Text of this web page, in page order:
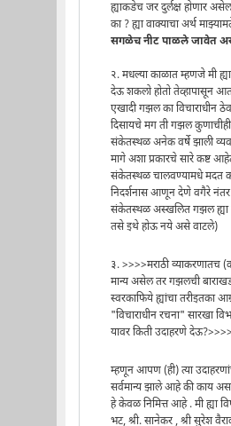
ह्याकडेच जर दुर्लक्ष होणार
का ? ह्या वाक्याचा अर्थ
सगळेच नीट पाळले जावेत
२. मधल्या काळात म्हणजे मी ह्या
देऊ शकलो होतो तेव्हापासून
एखादी गझल का विचाराधीन
दिसायचे मग ती गझल
संकेतस्थळ अनेक वर्षे झाली
मागे अशा प्रकारचे सारे कष्ट
संकेतस्थळ चालवण्यामधे मदत
निदर्शनास आणून देणे वगैरे
संकेतस्थळ अस्खलित गझल ह्या
तसे इथे होऊ नये असे वाटले)
३. >>>>मराठी व्याकरणातच
मान्य असेल तर गझलची
स्वरकाफिये ह्यांचा तरीइतका
"विचाराधीन रचना" सारखा
यावर किती उदाहरणे देऊ?>>>>
म्हणून आपण (ही) त्या
सर्वमान्य झाले आहे की काय
हे केवळ निमित्त आहे . मी ह्या
भट, श्री. सानेकर , श्री सुरेश